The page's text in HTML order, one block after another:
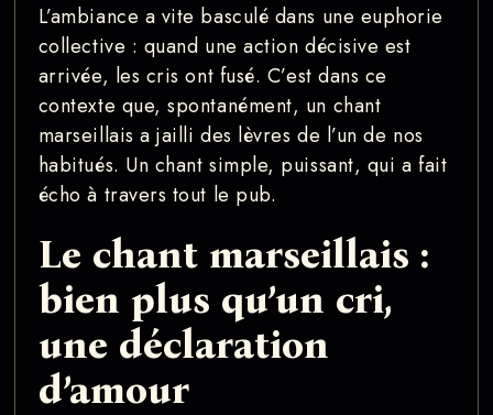
L’ambiance a vite basculé dans une euphorie
collective : quand une action décisive est
arrivée, les cris ont fusé. C’est dans ce
contexte que, spontanément, un chant
marseillais a jailli des lèvres de l’un de nos
habitués. Un chant simple, puissant, qui a fait
écho à travers tout le pub.
Le chant marseillais :
bien plus qu’un cri,
une déclaration
d’amour